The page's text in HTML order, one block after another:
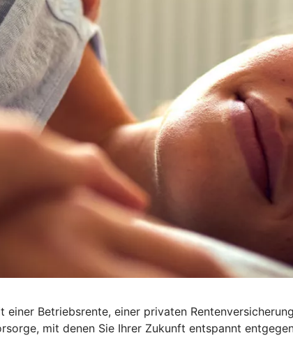
Betriebsrente, einer privaten
mit denen Sie Ihrer Zukunft entspannt